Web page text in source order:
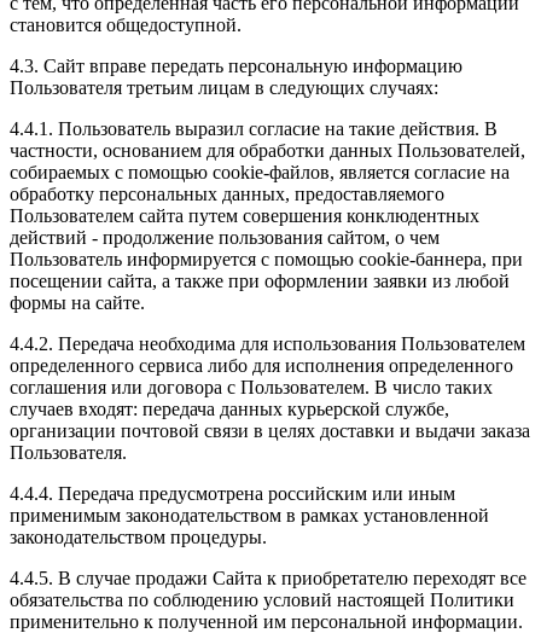
становится общедоступной.
4.3. Сайт вправе передать персональную информацию
Пользователя третьим лицам в следующих случаях:
4.4.1. Пользователь выразил согласие на такие действия. В
частности, основанием для обработки данных Пользователей,
собираемых с помощью cookie-файлов, является согласие на
обработку персональных данных, предоставляемого
Пользователем сайта путем совершения конклюдентных
действий - продолжение пользования сайтом, о чем
Пользователь информируется с помощью cookie-баннера, при
посещении сайта, а также при оформлении заявки из любой
формы на сайте.
4.4.2. Передача необходима для использования Пользователем
определенного сервиса либо для исполнения определенного
соглашения или договора с Пользователем. В число таких
случаев входят: передача данных курьерской службе,
организации почтовой связи в целях доставки и выдачи заказа
Пользователя.
4.4.4. Передача предусмотрена российским или иным
применимым законодательством в рамках установленной
законодательством процедуры.
4.4.5. В случае продажи Сайта к приобретателю переходят все
обязательства по соблюдению условий настоящей Политики
применительно к полученной им персональной информации.